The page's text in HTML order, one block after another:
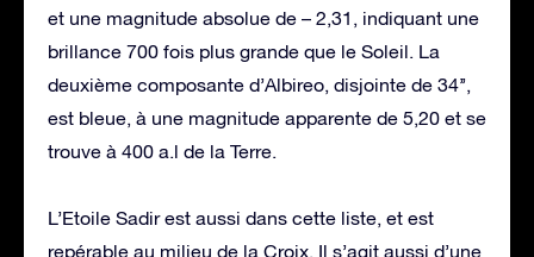
et une magnitude absolue de – 2,31, indiquant une
brillance 700 fois plus grande que le Soleil. La
deuxième composante d’Albireo, disjointe de 34’’,
est bleue, à une magnitude apparente de 5,20 et se
trouve à 400 a.l de la Terre.
L’Etoile Sadir est aussi dans cette liste, et est
repérable au milieu de la Croix. Il s’agit aussi d’une